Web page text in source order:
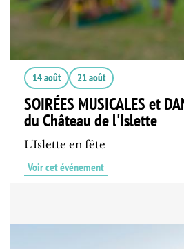
14 août 21 août
SOIRÉES MUSICALES et
du Château de l'Islette
L'Islette en fête
Voir cet événement